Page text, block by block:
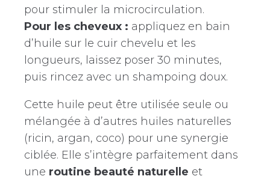
pour stimuler la microcirculation.
Pour les cheveux : appliquez en bain
d’huile sur le cuir chevelu et les
longueurs, laissez poser 30 minutes,
puis rincez avec un shampoing doux.
Cette huile peut être utilisée seule ou
mélangée à d’autres huiles naturelles
(ricin, argan, coco) pour une synergie
ciblée. Elle s’intègre parfaitement dans
une routine beauté naturelle et